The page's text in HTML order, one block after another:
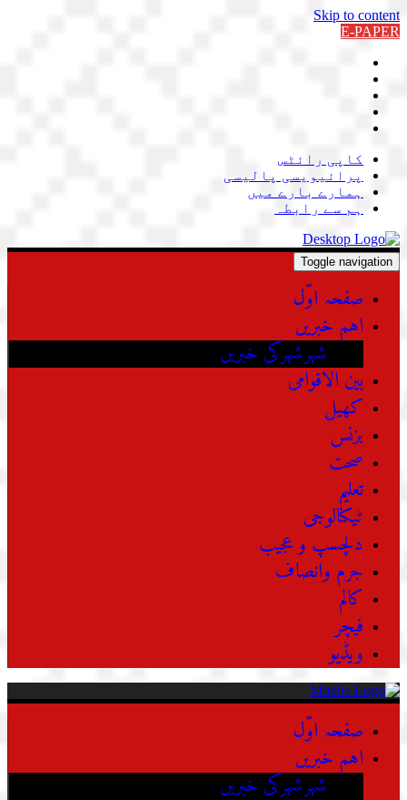
Skip to content
E-PAPER
کاپی رائٹس
پرائیویسی پالیسی
ہمارے بارے میں
ہم سے رابطہ
Toggle navigation
صفحہ اوّل
اہم خبریں
شہرشہرکی خبریں
بین الاقوامی
کھیل
بزنس
صحت
تعلیم
ٹیکنالوجی
دلچسپ و عجیب
جرم وانصاف
کالم
فیچر
ویڈیو
صفحہ اوّل
اہم خبریں
شہرشہرکی خبریں